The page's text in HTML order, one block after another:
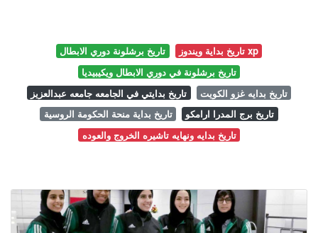
تاريخ برشلونة دوري الابطال
تاريخ بداية ويندوز xp
تاريخ برشلونة في دوري الابطال ويكيبيديا
تاريخ بدايتي في الجامعه جامعه عبدالعزيز
تاريخ بدايه غزو الكويت
تاريخ بداية منحة الحكومة الروسية
تاريخ برج المدرا ارامكو
تاريخ بدايه ونهايه تاشيره الخروج والعوده